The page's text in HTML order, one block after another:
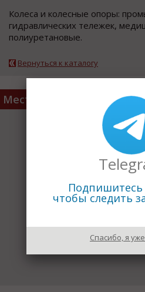
Колеса и колесные опоры:
гидравлических тележек,
полиуретановые.
Вернуться к каталогу
Место расположения
Подпишитесь
чтобы следить
Спасибо, я